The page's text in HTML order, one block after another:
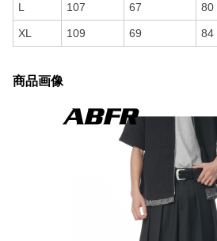
L 107 67 80
XL 109 69 84
商品画像